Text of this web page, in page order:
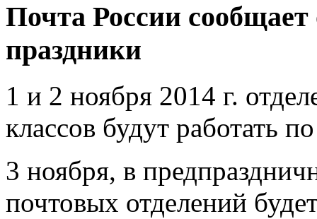
Почта России
праздники
1 и 2 ноября 2014 г.
классов будут работать
3 ноября, в
почтовых отделений